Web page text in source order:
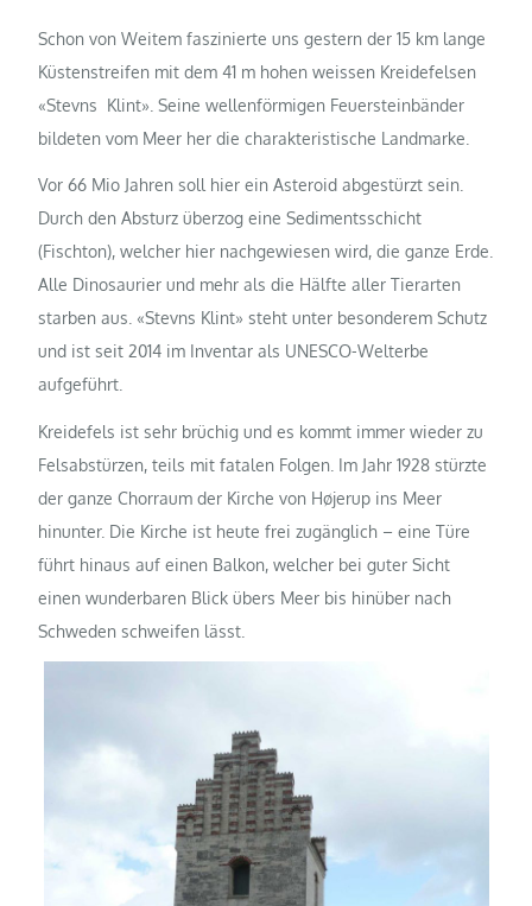
Schon von Weitem faszinierte uns gestern der 15 km lange
Küstenstreifen mit dem 41 m hohen weissen Kreidefelsen
«Stevns Klint». Seine wellenförmigen Feuersteinbänder
bildeten vom Meer her die charakteristische Landmarke.
Vor 66 Mio Jahren soll hier ein Asteroid abgestürzt sein.
Durch den Absturz überzog eine Sedimentsschicht
(Fischton), welcher hier nachgewiesen wird, die ganze Erde.
Alle Dinosaurier und mehr als die Hälfte aller Tierarten
starben aus. «Stevns Klint» steht unter besonderem Schutz
und ist seit 2014 im Inventar als UNESCO-Welterbe
aufgeführt.
Kreidefels ist sehr brüchig und es kommt immer wieder zu
Felsabstürzen, teils mit fatalen Folgen. Im Jahr 1928 stürzte
der ganze Chorraum der Kirche von Højerup ins Meer
hinunter. Die Kirche ist heute frei zugänglich – eine Türe
führt hinaus auf einen Balkon, welcher bei guter Sicht
einen wunderbaren Blick übers Meer bis hinüber nach
Schweden schweifen lässt.